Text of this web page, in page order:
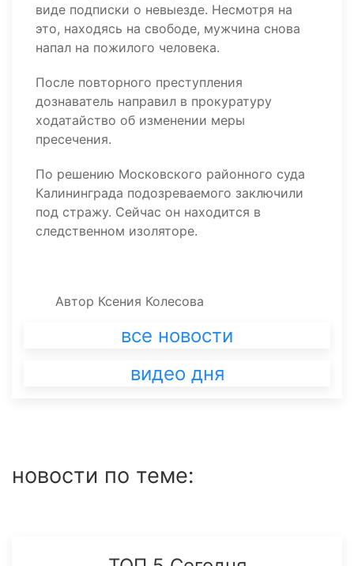
виде подписки о невыезде. Несмотря на
это, находясь на свободе, мужчина снова
напал на пожилого человека.
После повторного преступления
дознаватель направил в прокуратуру
ходатайство об изменении меры
пресечения.
По решению Московского районного суда
Калининграда подозреваемого заключили
под стражу. Сейчас он находится в
следственном изоляторе.
Автор Ксения Колесова
все новости
видео дня
новости по теме: